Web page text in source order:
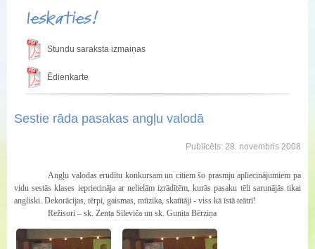
Ieskaties!
Stundu saraksta izmaiņas
Ēdienkarte
Sestie rāda pasakas angļu valodā
Publicēts: 28. novembris 2008
Angļu valodas erudītu konkursam un citiem šo prasmju apliecinājumiem pa
vidu sestās klases iepriecināja ar nelielām izrādītēm, kurās pasaku tēli sarunājās tikai
angliski. Dekorācijas, tērpi, gaismas, mūzika, skatītāji - viss kā īstā teātrī!
Režisori – sk. Zenta Sileviča un sk. Gunita Bērziņa